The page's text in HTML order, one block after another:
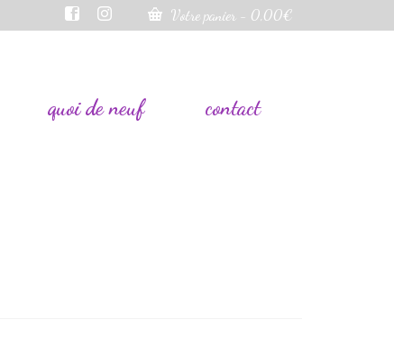
Votre panier - 0,00€
quoi de neuf contact